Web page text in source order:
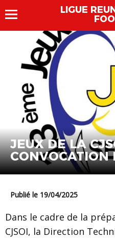
LIGUE
JEUX DE LA
CONVOCATION
U17G
Publié le 19/04/2025
Dans le cadre de la
CJSOI, la Direction